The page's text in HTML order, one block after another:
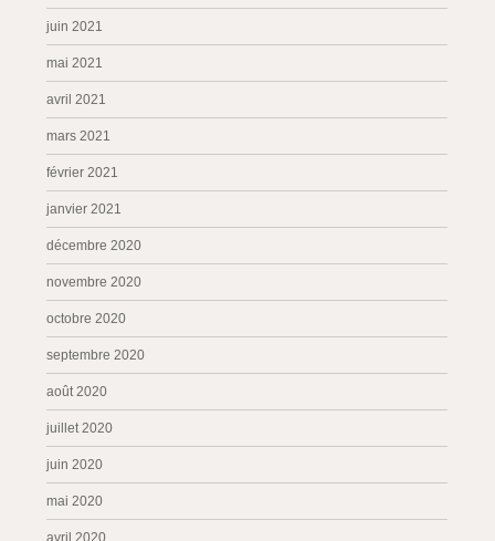
juin 2021
mai 2021
avril 2021
mars 2021
février 2021
janvier 2021
décembre 2020
novembre 2020
octobre 2020
septembre 2020
août 2020
juillet 2020
juin 2020
mai 2020
avril 2020